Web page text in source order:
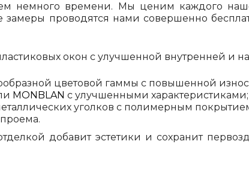
немного времени. Мы ценим каждого
замеры проводятся нами совершенно
окон с улучшенной внутренней и
цветовой гаммы с повышенной
MONBLAN с улучшенными характеристиками;
уголков с полимерным
добавит эстетики и сохранит